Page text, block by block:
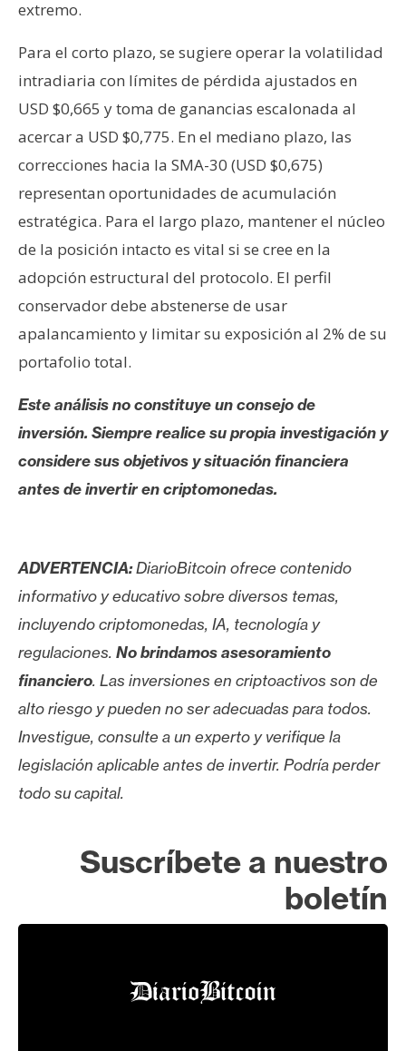
extremo.
Para el corto plazo, se sugiere operar la volatilidad
intradiaria con límites de pérdida ajustados en
USD $0,665 y toma de ganancias escalonada al
acercar a USD $0,775. En el mediano plazo, las
correcciones hacia la SMA-30 (USD $0,675)
representan oportunidades de acumulación
estratégica. Para el largo plazo, mantener el núcleo
de la posición intacto es vital si se cree en la
adopción estructural del protocolo. El perfil
conservador debe abstenerse de usar
apalancamiento y limitar su exposición al 2% de su
portafolio total.
Este análisis no constituye un consejo de
inversión. Siempre realice su propia investigación y
considere sus objetivos y situación financiera
antes de invertir en criptomonedas.
ADVERTENCIA:DiarioBitcoin ofrece contenido
informativo y educativo sobre diversos temas,
incluyendo criptomonedas, IA, tecnología y
regulaciones. No brindamos asesoramiento
financiero. Las inversiones en criptoactivos son de
alto riesgo y pueden no ser adecuadas para todos.
Investigue, consulte a un experto y verifique la
legislación aplicable antes de invertir. Podría perder
todo su capital.
Suscríbete a nuestro
boletín